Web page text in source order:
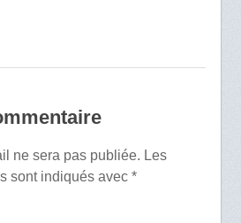
ne sera pas publiée. Les
sont indiqués avec *